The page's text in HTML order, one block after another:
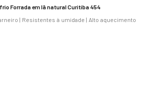
Forrada em lã natural Curitiba 454
| Resistentes à umidade | Alto aquecimento